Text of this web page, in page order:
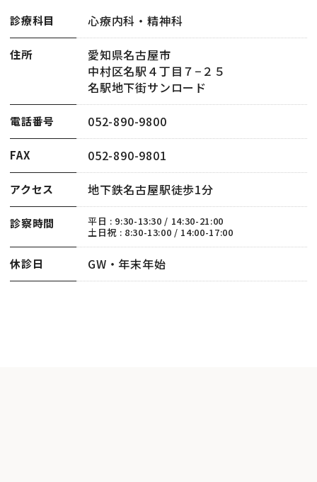
診療科目 心療内科・精神科
住所
愛知県名古屋市
中村区名駅４丁目７−２５
名駅地下街サンロード
電話番号 052-890-9800
FAX 052-890-9801
アクセス 地下鉄名古屋駅徒歩1分
診察時間
平日 : 9:30-13:30 / 14:30-21:00
土日祝 : 8:30-13:00 / 14:00-17:00
休診日 GW・年末年始